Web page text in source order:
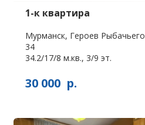
1-к квартира
Мурманск, Героев Рыбачьего
34
34.2/17/8 м.кв., 3/9 эт.
30 000 р.